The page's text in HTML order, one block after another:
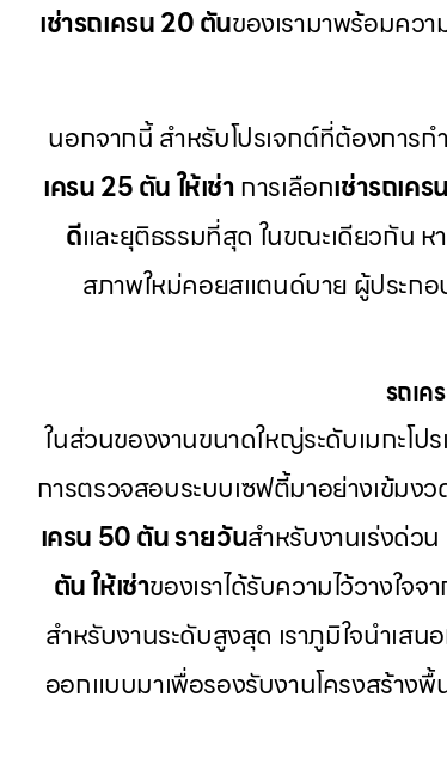
เช่ารถเครน 20 ตันของเรามาพร้อมควา
นอกจากนี้ สำหรับโปรเจกต์ที่ต้องการก
เครน 25 ตัน ให้เช่าการเลือกเช่ารถเค
ดีและยุติธรรมที่สุด ในขณะเดียวกัน
สภาพใหม่คอยสแตนด์บาย ผู้ประก
รถเค
ในส่วนของงานขนาดใหญ่ระดับเมกะโปร
การตรวจสอบระบบเซฟตี้มาอย่างเข้มง
เครน 50 ตัน รายวันสำหรับงานเร่งด่ว
ตัน ให้เช่าของเราได้รับความไว้วางใ
สำหรับงานระดับสูงสุด เราภูมิใจนำเสนอ
ออกแบบมาเพื่อรองรับงานโครงสร้างพื้